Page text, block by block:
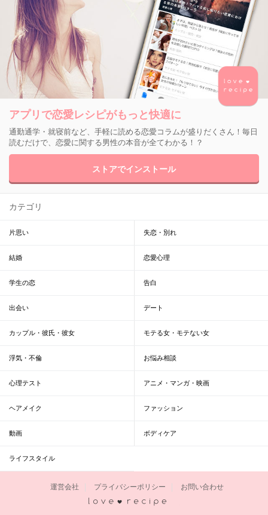
アプリで恋愛レシピがもっと快適に
通勤通学・就寝前など、手軽に読める恋愛コラムが盛りだくさん！毎日
読むだけで、恋愛に関する男性の本音が全てわかる！？
ストアでインストール
カテゴリ
片思い 失恋・別れ
結婚 恋愛心理
学生の恋 告白
出会い デート
カップル・彼氏・彼女 モテる女・モテない女
浮気・不倫 お悩み相談
心理テスト アニメ・マンガ・映画
ヘアメイク ファッション
動画 ボディケア
ライフスタイル
運営会社 プライバシーポリシー お問い合わせ